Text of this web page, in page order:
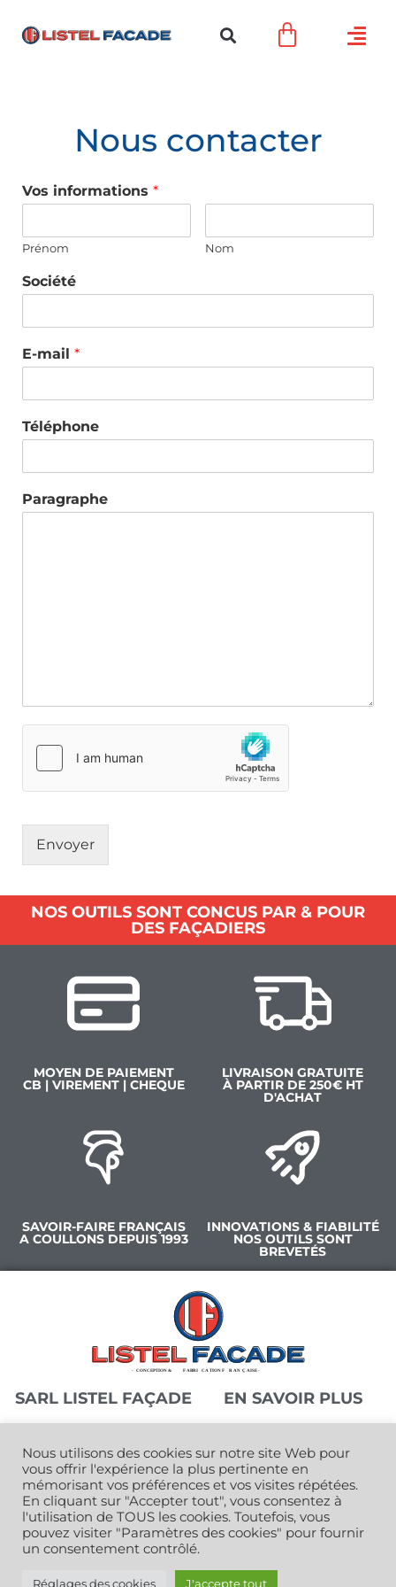
Nous contacter
Vos informations *
Prénom Nom
Société
E-mail *
Téléphone
Paragraphe
Envoyer
NOS OUTILS SONT CONCUS PAR & POUR
DES FAÇADIERS
MOYEN DE PAIEMENT
CB | VIREMENT | CHEQUE
LIVRAISON GRATUITE
À PARTIR DE 250€ HT
D'ACHAT
SAVOIR-FAIRE FRANÇAIS
A COULLONS DEPUIS 1993
INNOVATIONS & FIABILITÉ
NOS OUTILS SONT
BREVETÉS
SARL LISTEL FAÇADE
Z.A. Les Cartelets
45720 COULLONS
Tél. : 02 38 36 16 35
Fax : 02 38 29 22 13
Envoyer un mail
EN SAVOIR PLUS
Qui sommes-nous ?
Livraison et retours
Paiement sécurisé
C.G.V.
Nous utilisons des cookies sur notre site Web pour
vous offrir l'expérience la plus pertinente en
mémorisant vos préférences et vos visites répétées.
En cliquant sur "Accepter tout", vous consentez à
l'utilisation de TOUS les cookies. Toutefois, vous
pouvez visiter "Paramètres des cookies" pour fournir
un consentement contrôlé.
Réglages des cookies J'accepte tout